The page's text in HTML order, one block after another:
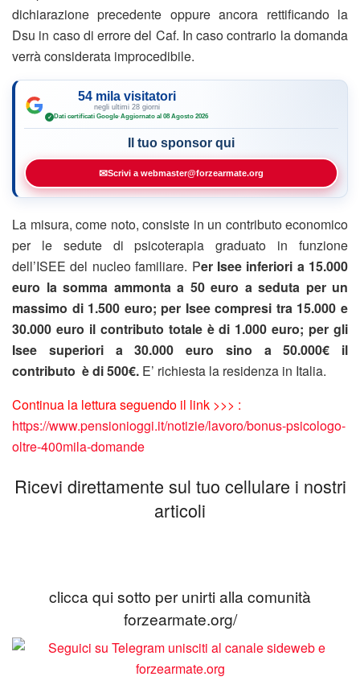
dichiarazione precedente oppure ancora rettificando la
Dsu in caso di errore del Caf. In caso contrario la domanda
verrà considerata improcedibile.
54 mila visitatori
negli ultimi 28 giorni
✓ Dati certificati Google·Aggiornato al 08 Agosto 2026
Il tuo sponsor qui
✉Scrivi a webmaster@forzearmate.org
La misura, come noto, consiste in un contributo economico
per le sedute di psicoterapia graduato in funzione
dell’ISEE del nucleo familiare. Per Isee inferiori a 15.000
euro la somma ammonta a 50 euro a seduta per un
massimo di 1.500 euro; per Isee compresi tra 15.000 e
30.000 euro il contributo totale è di 1.000 euro; per gli
Isee superiori a 30.000 euro sino a 50.000€ il
contributo è di 500€. E’ richiesta la residenza in Italia.
Continua la lettura seguendo il link >>> :
https://www.pensionioggi.it/notizie/lavoro/bonus-psicologo-
oltre-400mila-domande
Ricevi direttamente sul tuo cellulare i nostri
articoli
clicca qui sotto per unirti alla comunità
forzearmate.org/